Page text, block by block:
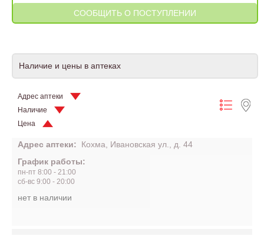
Наличие и цены в аптеках
Адрес аптеки
Наличие
Цена
Адрес аптеки:
Кохма, Ивановская ул., д. 44
График работы:
пн-пт 8:00 - 21:00
сб-вс 9:00 - 20:00
нет в наличии